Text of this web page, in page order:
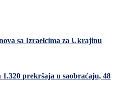
sa Izraelcima za Ukrajinu
prekršaja u saobraćaju, 48